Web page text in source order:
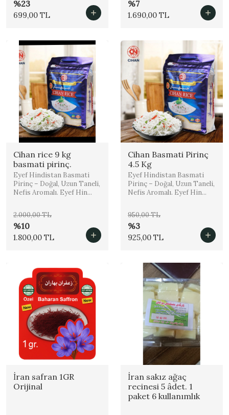
%23
699,00 TL
%7
1.690,00 TL
Cihan rice 9 kg
basmati pirinç.
Eyef Hindistan Basmati
Pirinç – Doğal, Uzun Taneli,
Nefis Aromalı. Eyef Hin...
2.000,00 TL
%10
1.800,00 TL
Cihan Basmati Pirinç
4.5 Kg
Eyef Hindistan Basmati
Pirinç – Doğal, Uzun Taneli,
Nefis Aromalı. Eyef Hin...
950,00 TL
%3
925,00 TL
İran safran 1GR
Orijinal
İran sakız ağaç
recinesi 5 âdet. 1
paket 6 kullanımlık